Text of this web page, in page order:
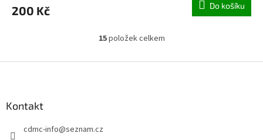
200 Kč Do košíku
O
l
15položek celkem
Kontakt
cdmc-info@seznam.cz